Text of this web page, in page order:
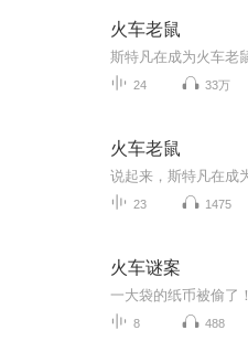
火车老鼠
24 33万
火车老鼠
23 1475
火车谜案
一大袋的纸币被偷了！
8 488